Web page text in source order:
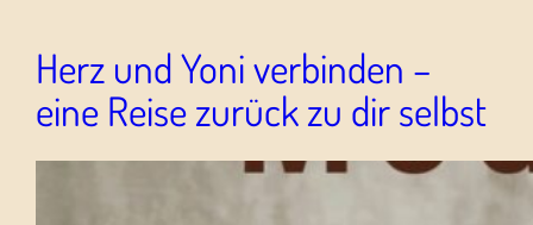
Herz und Yoni verbinden –
eine Reise zurück zu dir selbst